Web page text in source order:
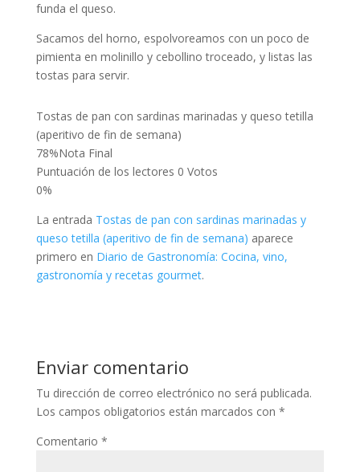
funda el queso.
Sacamos del horno, espolvoreamos con un poco de
pimienta en molinillo y cebollino troceado, y listas las
tostas para servir.
Tostas de pan con sardinas marinadas y queso tetilla
(aperitivo de fin de semana)
78%Nota Final
Puntuación de los lectores 0 Votos
0%
La entrada Tostas de pan con sardinas marinadas y
queso tetilla (aperitivo de fin de semana) aparece
primero en Diario de Gastronomía: Cocina, vino,
gastronomía y recetas gourmet.
Enviar comentario
Tu dirección de correo electrónico no será publicada.
Los campos obligatorios están marcados con *
Comentario *